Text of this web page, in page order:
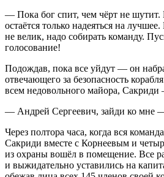
— Пока бог спит, чем чёрт не
остаётся только надеяться на
не велик, надо собирать команду.
голосование!
Подождав, пока все уйдут — он
отвечающего за безопасность
всем недовольного майора, Сакриди
— Андрей Сергеевич, зайди ко мне
Через полтора часа, когда вся
Сакриди вместе с Корнеевым и
из охраны вошёл в помещение. Все
и выжидательно уставились на